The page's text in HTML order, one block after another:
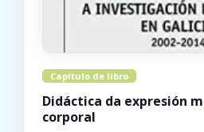
Capítulo de libro
Didáctica da expresión
corporal